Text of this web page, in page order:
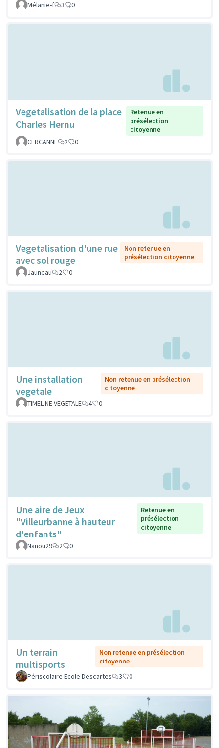
Mélanie-f
3 0
Vegetalisation de la place
Charles Hernu
Retenue en
présélection
citoyenne
CERCANNE
2 0
Vegetalisation d'une rue
avec sol rouge
Non retenue en
présélection citoyenne
Jauneau
2 0
Une installation
vegetale
Non retenue en présélection
citoyenne
TIMELINE VEGETALE
4 0
Une aire de Jeux
"Villeurbanne à hauteur
d'enfants"
Retenue en
présélection
citoyenne
Nanou29 2 0
Un terrain
multisports
Non retenue en présélection
citoyenne
Périscolaire Ecole Descartes
3 0